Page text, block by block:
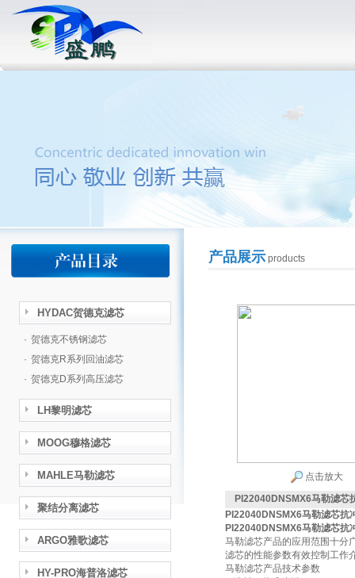
HYDAC贺德克滤芯
· 贺德克不锈钢滤芯
· 贺德克R系列回油滤芯
· 贺德克D系列高压滤芯
LH黎明滤芯
MOOG穆格滤芯
MAHLE马勒滤芯
聚结分离滤芯
ARGO雅歌滤芯
HY-PRO海普洛滤芯
产品展示products
点击放大
PI22040DNSMX6马勒滤芯
PI22040DNSMX6马勒滤芯抗
PI22040DNSMX6马勒滤芯抗
马勒滤芯产品的应用范围十分
滤芯的性能参数有效控制工作
马勒滤芯产品技术参数